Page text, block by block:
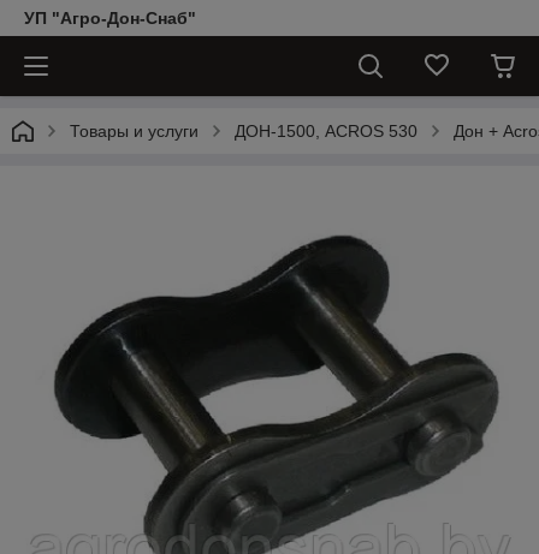
УП "Агро-Дон-Снаб"
Товары и услуги ДОН-1500, АCROS 530 Дон +